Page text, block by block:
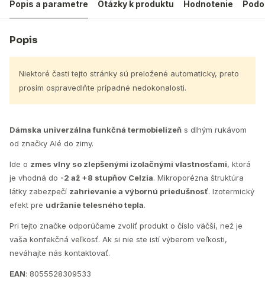
Popis a parametre Otázky k produktu Hodnotenie
Popis
Niektoré časti tejto stránky sú preložené automaticky, preto
prosím ospravedlňte prípadné nedokonalosti.
Dámska univerzálna funkčná termobielizeň s dlhým rukávom
od značky Alé do zimy.
Ide o zmes vlny so zlepšenými izolačnými vlastnosťami, ktorá
je vhodná do -2 až +8 stupňov Celzia. Mikroporézna štruktúra
látky zabezpečí zahrievanie a výbornú priedušnosť. Izotermický
efekt pre udržanie telesného tepla.
Pri tejto značke odporúčame zvoliť produkt o číslo väčší, než je
vaša konfekčná veľkosť. Ak si nie ste istí výberom veľkosti,
neváhajte nás kontaktovať.
EAN: 8055528309533